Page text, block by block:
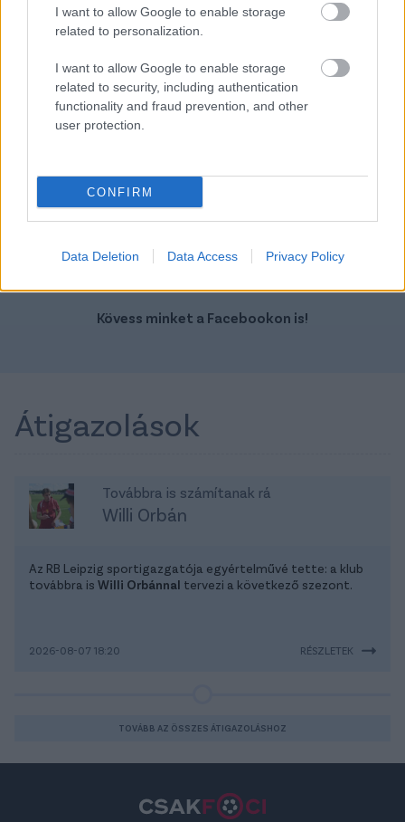
I want to allow Google to enable storage
related to personalization.
I want to allow Google to enable storage
related to security, including authentication
functionality and fraud prevention, and other
user protection.
CONFIRM
Data Deletion Data Access Privacy Policy
Szín:
1 248 000 Ft 14 190 000 Ft
TOVÁBBI AJÁNLATOK
Kövess minket a Facebookon is!
Átigazolások
Továbbra is számítanak rá
Willi Orbán
Az RB Leipzig sportigazgatója egyértelművé tette: a klub
továbbra is Willi Orbánnal tervezi a következő szezont.
2026-08-07 18:20 RÉSZLETEK
TOVÁBB AZ ÖSSZES ÁTIGAZOLÁSHOZ